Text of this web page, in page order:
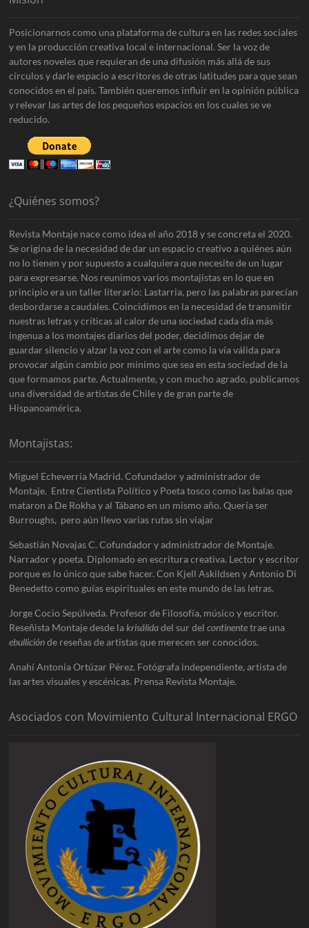
Posicionarnos como una plataforma de cultura en las redes sociales
y en la producción creativa local e internacional. Ser la voz de
autores noveles que requieran de una difusión más allá de sus
círculos y darle espacio a escritores de otras latitudes para que sean
conocidos en el país. También queremos influir en la opinión pública
y relevar las artes de los pequeños espacios en los cuales se ve
reducido.
¿Quiénes somos?
Revista Montaje nace como idea el año 2018 y se concreta el 2020.
Se origina de la necesidad de dar un espacio creativo a quiénes aún
no lo tienen y por supuesto a cualquiera que necesite de un lugar
para expresarse. Nos reunimos varios montajistas en lo que en
principio era un taller literario: Lastarria, pero las palabras parecían
desbordarse a caudales. Coincidimos en la necesidad de transmitir
nuestras letras y críticas al calor de una sociedad cada día más
ingenua a los montajes diarios del poder, decidimos dejar de
guardar silencio y alzar la voz con el arte como la vía válida para
provocar algún cambio por mínimo que sea en esta sociedad de la
que formamos parte. Actualmente, y con mucho agrado, publicamos
una diversidad de artistas de Chile y de gran parte de
Hispanoamérica.
Montajistas:
Miguel Echeverría Madrid. Cofundador y administrador de
Montaje. Entre Cientista Político y Poeta tosco como las balas que
mataron a De Rokha y al Tábano en un mismo año. Quería ser
Burroughs, pero aún llevo varias rutas sin viajar
Sebastián Novajas C. Cofundador y administrador de Montaje.
Narrador y poeta. Diplomado en escritura creativa. Lector y escritor
porque es lo único que sabe hacer. Con Kjell Askildsen y Antonio Di
Benedetto como guías espirituales en este mundo de las letras.
Jorge Cocio Sepúlveda. Profesor de Filosofía, músico y escritor.
Reseñista Montaje desde lakrisálidadel sur delcontinentetrae una
ebulliciónde reseñas de artistas que merecen ser conocidos.
Anahí Antonia Ortúzar Pérez. Fotógrafa independiente, artista de
las artes visuales y escénicas. Prensa Revista Montaje.
Asociados con Movimiento Cultural Internacional ERGO